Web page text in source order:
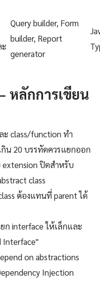
Query builder, Form
builder, Report
generator
หลักการเขียน
ะ class/function ทำ
น 20 บรรทัดควรแยกออก
ปิดสำหรับ
class
ต้องแทนที่ parent ได้
ก interface ให้เล็กและ
Interface"
on abstractions
Injection